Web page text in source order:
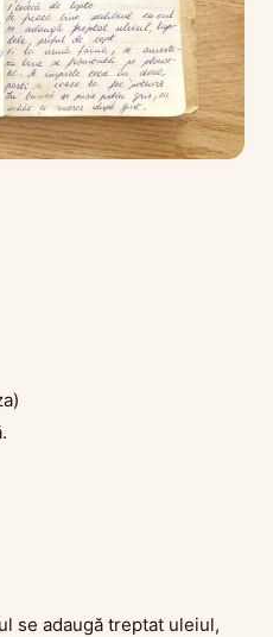
se adaugă treptat uleiul,